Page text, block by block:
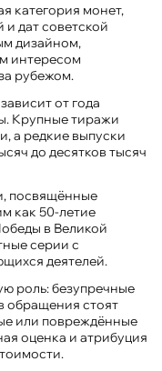
категория монет,
дат советской
дизайном,
интересом
рубежом.
от года
Крупные тиражи
а редкие выпуски
до десятков тысяч
посвящённые
как 50-летие
в Великой
серии с
деятелей.
роль: безупречные
обращения стоят
или повреждённые
оценка и атрибуция